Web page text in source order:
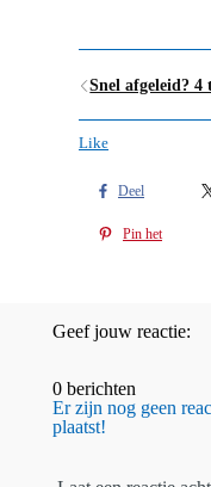
Like
Deel
Pin het
Geef jouw reactie:
0 berichten
Er zijn nog geen
plaatst!